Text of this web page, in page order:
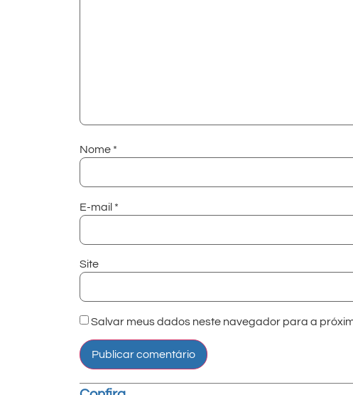
Nome *
E-mail *
Site
Salvar meus dados neste navegador para a